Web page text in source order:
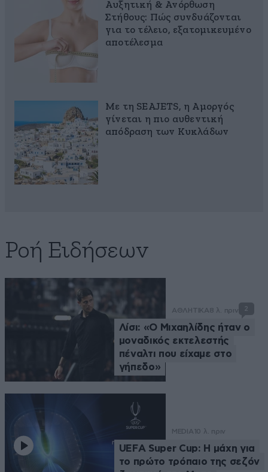
Αυξητική & Ανόρθωση
Στήθους: Πώς συνδυάζονται
για το τέλειο, εξατομικευμένο
αποτέλεσμα
Με τη SEAJETS, η Αμοργός
γίνεται η πιο αυθεντική
απόδραση των Κυκλάδων
Ροή Ειδήσεων
ΑΘΛΗΤΙΚΑ8 λ. πριν 2
Λίσι: «Ο Μιχαηλίδης ήταν ο
μοναδικός εκτελεστής
πέναλτι που είχαμε στο
γήπεδο»
MEDIA 10 λ. πριν
UEFA Super Cup: Η μάχη για
το πρώτο τρόπαιο της σεζόν